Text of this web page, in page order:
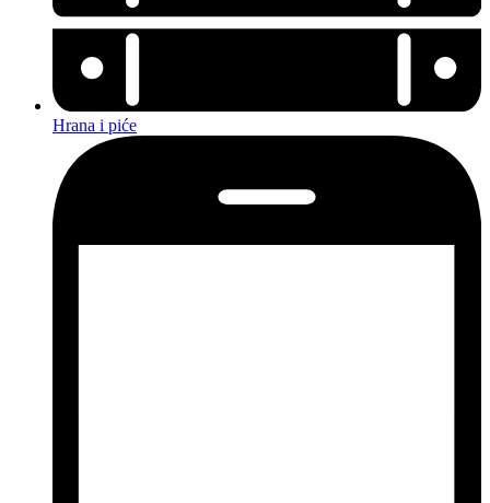
Hrana i piće